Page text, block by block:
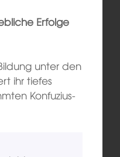
Erfolge
unter den
ihr tiefes
Konfuzius-